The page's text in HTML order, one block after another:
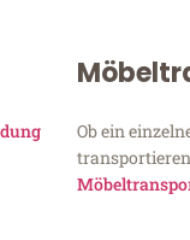
Ob ein